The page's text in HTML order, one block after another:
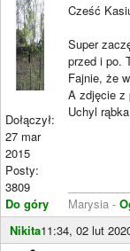
Dołączył:
27 mar
2015
Posty:
3809
Do góry
Cześć
Super
przed i po.
Fajnie, że
A zdjęcie z
Uchyl
Marysia -
Nikita11:34, 02 lut